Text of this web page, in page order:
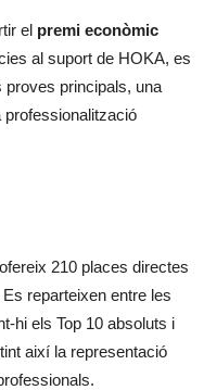
el premi econòmic
al suport de HOKA, es
proves principals, una
professionalització
210 places directes
reparteixen entre les
hi els Top 10 absoluts i
així la representació